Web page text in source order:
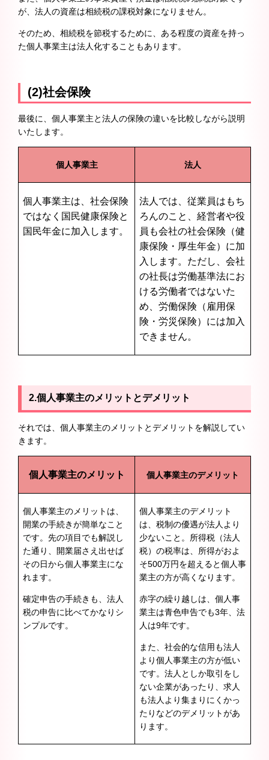
が、法人の資産は相続税の課税対象になりません。
そのため、相続税を節税するために、ある程度の資産を持っ
た個人事業主は法人化することもあります。
(2)社会保険
最後に、個人事業主と法人の保険の違いを比較しながら説明
いたします。
個人事業主 法人
個人事業主は、社会保険
ではなく国民健康保険と
国民年金に加入します。
法人では、従業員はもち
ろんのこと、経営者や役
員も会社の社会保険（健
康保険・厚生年金）に加
入します。ただし、会社
の社長は労働基準法にお
ける労働者ではないた
め、労働保険（雇用保
険・労災保険）には加入
できません。
2.個人事業主のメリットとデメリット
それでは、個人事業主のメリットとデメリットを解説してい
きます。
個人事業主のメリット 個人事業主のデメリット
個人事業主のメリットは、
開業の手続きが簡単なこと
です。先の項目でも解説し
た通り、開業届さえ出せば
その日から個人事業主にな
れます。
確定申告の手続きも、法人
税の申告に比べてかなりシ
ンプルです。
個人事業主のデメリット
は、税制の優遇が法人より
少ないこと。所得税（法人
税）の税率は、所得がおよ
そ500万円を超えると個人事
業主の方が高くなります。
赤字の繰り越しは、個人事
業主は青色申告でも3年、法
人は9年です。
また、社会的な信用も法人
より個人事業主の方が低い
です。法人としか取引をし
ない企業があったり、求人
も法人より集まりにくかっ
たりなどのデメリットがあ
ります。